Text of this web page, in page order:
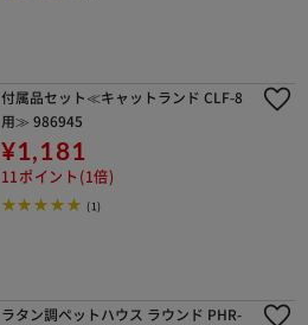
付属品セット≪キャットランド CLF-8
用≫ 986945
¥1,181
11ポイント(1倍)
(1)
ラタン調ペットハウス ラウンド PHR-